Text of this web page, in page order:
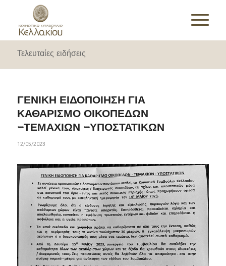
Τελευταίες ειδήσεις
ΓΕΝΙΚΗ ΕΙΔΟΠΟΙΗΣΗ ΓΙΑ
ΚΑΘΑΡΙΣΜΟ ΟΙΚΟΠΕΔΩΝ
-ΤΕΜΑΧΙΩΝ -ΥΠΟΣΤΑΤΙΚΩΝ
12/05/2023